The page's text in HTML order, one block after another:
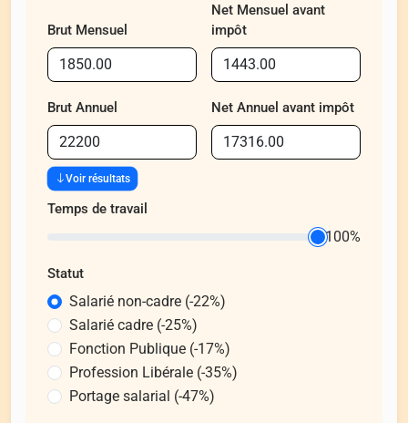
Brut Mensuel
Net Mensuel avant
impôt
Brut Annuel Net Annuel avant impôt
Voir résultats
Temps de travail
100%
Statut
Salarié non-cadre (-22%)
Salarié cadre (-25%)
Fonction Publique (-17%)
Profession Libérale (-35%)
Portage salarial (-47%)